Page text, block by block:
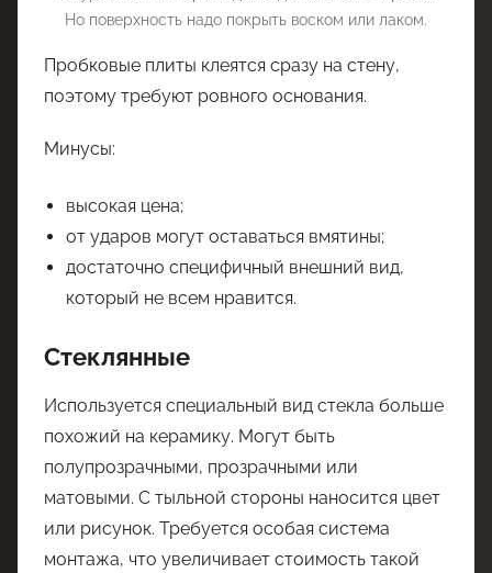
Но поверхность надо покрыть воском или лаком.
Пробковые плиты клеятся сразу на стену,
поэтому требуют ровного основания.
Минусы:
высокая цена;
от ударов могут оставаться вмятины;
достаточно специфичный внешний вид,
который не всем нравится.
Стеклянные
Используется специальный вид стекла больше
похожий на керамику. Могут быть
полупрозрачными, прозрачными или
матовыми. С тыльной стороны наносится цвет
или рисунок. Требуется особая система
монтажа, что увеличивает стоимость такой